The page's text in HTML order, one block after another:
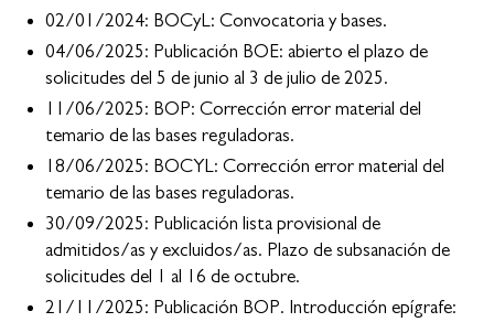
02/01/2024: BOCyL: Convocatoria y bases.
04/06/2025: Publicación BOE: abierto el plazo de
solicitudes del 5 de junio al 3 de julio de 2025.
11/06/2025: BOP: Corrección error material del
temario de las bases reguladoras.
18/06/2025: BOCYL: Corrección error material del
temario de las bases reguladoras.
30/09/2025: Publicación lista provisional de
admitidos/as y excluidos/as. Plazo de subsanación de
solicitudes del 1 al 16 de octubre.
21/11/2025: Publicación BOP. Introducción epígrafe: